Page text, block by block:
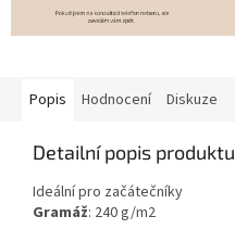
Popis Hodnocení Diskuze
Detailní popis produktu
Ideální pro začátečníky
Gramáž: 240 g/m2